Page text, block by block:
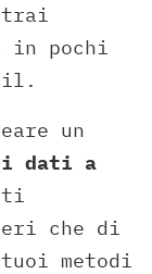
in pochi
un
i dati a
che di
metodi